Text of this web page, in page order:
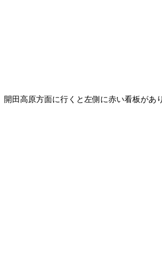
開田高原方面に行くと左側に赤い看板があ